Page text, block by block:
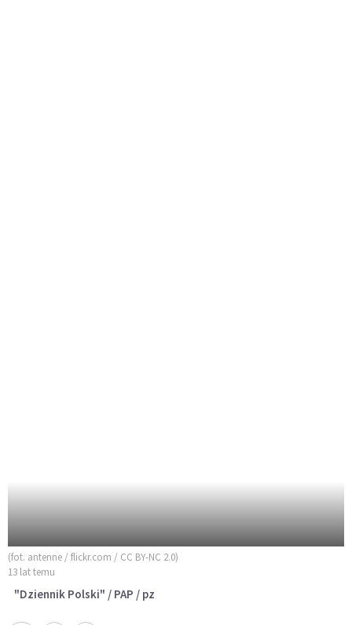
(fot. antenne / flickr.com / CC BY-NC 2.0)
13 lat temu
"Dziennik Polski" / PAP / pz